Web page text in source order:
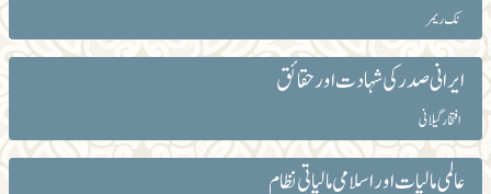
نک ریمر
ایرانی صدر کی شہادت اور حقائق
افتخار گیلانی
عالمی مالیات اور اسلامی مالیاتی نظام